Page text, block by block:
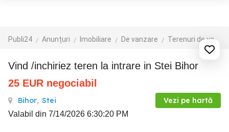
Publi24 Anunțuri Imobiliare De vanzare Terenuri de vanzare
Vind /inchiriez teren la intrare in Stei Bihor
25 EUR negociabil
Bihor, Stei Vezi pe hartă
Valabil din 7/14/2026 6:30:20 PM